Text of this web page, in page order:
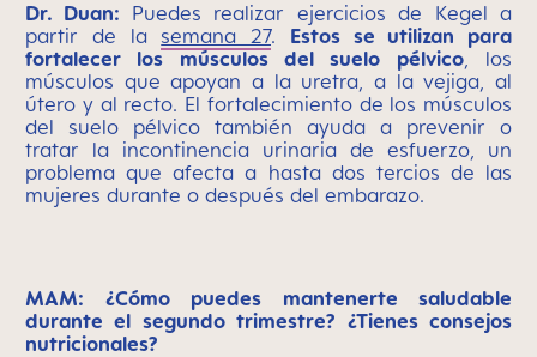
Dr. Duan: Puedes realizar ejercicios de Kegel a
partir de la semana 27. Estos se utilizan para
fortalecer los músculos del suelo pélvico, los
músculos que apoyan a la uretra, a la vejiga, al
útero y al recto. El fortalecimiento de los músculos
del suelo pélvico también ayuda a prevenir o
tratar la incontinencia urinaria de esfuerzo, un
problema que afecta a hasta dos tercios de las
mujeres durante o después del embarazo.
MAM: ¿Cómo puedes mantenerte saludable
durante el segundo trimestre? ¿Tienes consejos
nutricionales?